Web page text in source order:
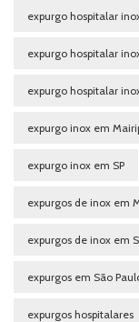
expurgo hospitalar
expurgo hospitalar
expurgo hospitalar
expurgo inox em
expurgo inox em SP
expurgos de inox em
expurgos de inox em
expurgos em São
expurgos hospitalares